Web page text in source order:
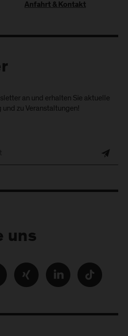
Anfahrt & Kontakt
an und erhalten Sie aktuelle
und zu Veranstaltungen!
uns